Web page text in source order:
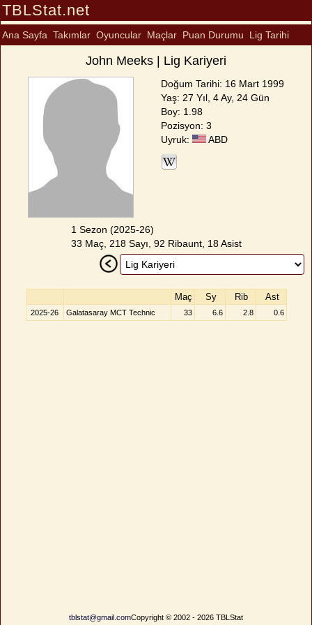
TBLStat.net
Ana Sayfa Takımlar Oyuncular Maçlar Puan Durumu Lig Tarihi
John Meeks | Lig Kariyeri
Doğum Tarihi: 16 Mart 1999
Yaş: 27 Yıl, 4 Ay, 24 Gün
Boy: 1.98
Pozisyon: 3
Uyruk:
ABD
1 Sezon (2025-26)
33 Maç, 218 Sayı, 92 Ribaunt, 18 Asist
Maç Sy Rib Ast
2025-26 Galatasaray MCT Technic 33 6.6 2.8 0.6
tblstat@gmail.comCopyright © 2002 - 2026 TBLStat